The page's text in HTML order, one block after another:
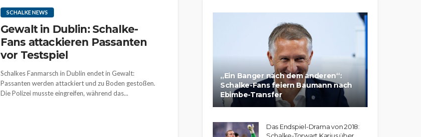
SCHALKE NEWS
Gewalt in Dublin: Schalke-
Fans attackieren Passanten
vor Testspiel
Schalkes Fanmarsch in Dublin endet in Gewalt:
Passanten werden attackiert und zu Boden gestoßen.
Die Polizei musste eingreifen, während das...
„Ein Banger nach dem anderen“:
Schalke-Fans feiern Baumann nach
Ebimbe-Transfer
Das Endspiel-Drama von 2018: